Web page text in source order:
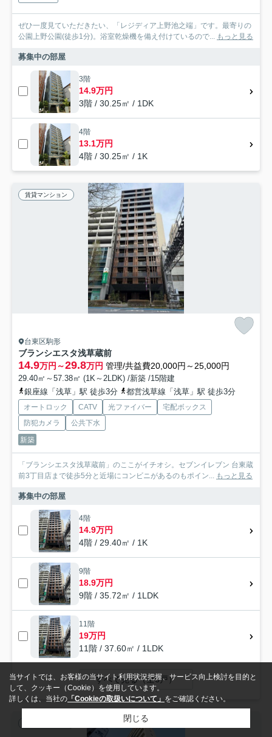
ぜひ一度見ていただきたい、「レジディア上野池之端」です。最寄りの
公園上野公園(徒歩1分)。浴室乾燥機を備え付けているので...
もっと見る
募集中の部屋
3階
14.9万円
3階 / 30.25㎡ / 1DK
4階
13.1万円
4階 / 30.25㎡ / 1K
賃貸マンション
台東区駒形
ブランシエスタ浅草蔵前
14.9万円～29.8万円 管理/共益費20,000円～25,000円
29.40㎡～57.38㎡ (1K～2LDK) /新築 /15階建
銀座線「浅草」駅 徒歩3分
都営浅草線「浅草」駅 徒歩3分
オートロック CATV 光ファイバー
宅配ボックス
防犯カメラ
公共下水
新築
「ブランシエスタ浅草蔵前」のここがイチオシ。セブンイレブン 台東蔵
前3丁目店まで徒歩5分と近場にコンビニがあるのもポイン...
もっと見る
募集中の部屋
4階
14.9万円
4階 / 29.40㎡ / 1K
9階
18.9万円
9階 / 35.72㎡ / 1LDK
11階
19万円
11階 / 37.60㎡ / 1LDK
すべて見る（全6戸）
当サイトでは、お客様の当サイト利用状況把握、サービス向上検討を目的と
して、クッキー（Cookie）を使用しています。
詳しくは、当社の 「Cookieの取扱いについて」 をご確認ください。
閉じる